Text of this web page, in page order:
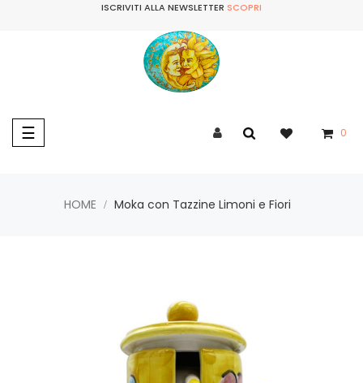
ISCRIVITI ALLA NEWSLETTER SCOPRI
navigazione
Toggle
☰ 0
HOME Moka con Tazzine Limoni e Fiori